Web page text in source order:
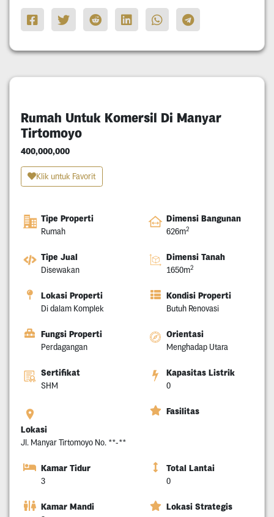
Rumah Untuk Komersil Di Manyar
Tirtomoyo
400,000,000
Klik untuk Favorit
Tipe Properti
Rumah
Dimensi Bangunan
626m2
Tipe Jual
Disewakan
Dimensi Tanah
1650m2
Lokasi Properti
Di dalam Komplek
Kondisi Properti
Butuh Renovasi
Fungsi Properti
Perdagangan
Orientasi
Menghadap Utara
Sertifikat
SHM
Kapasitas Listrik
0
Lokasi
Jl. Manyar Tirtomoyo No. **-**
Fasilitas
Kamar Tidur
3
Total Lantai
0
Kamar Mandi Lokasi Strategis